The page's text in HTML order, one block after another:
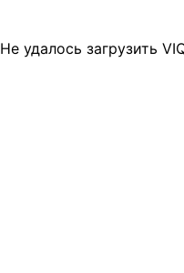
Не удалось загрузить